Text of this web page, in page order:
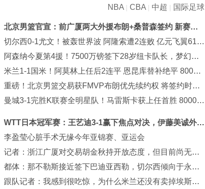
NBA | CBA | 中超 | 国际足球
北京男篮官宣：前广厦两大外援布朗+桑普森签约 新赛季
剑指冲冠
切尔西0-1尤文！被轰世界波 阿隆索遭2连败 亿元飞翼614
天后复出
阿森纳今夏第4援！7500万镑签下28岁纽卡队长，梦幻中
场豪阵出炉
米兰1-1国米！阿莫林上任后2连平 恩昆库替补绝平 8000
万新援首秀
重磅！北京男篮交易获FMVP布朗优先续约权 将签约时隔5
年回归
曼城3-1完胜K联赛全明星队！马雷斯卡获上任首胜 8000万
WTT日本冠军赛：王艺迪3-1赢下焦点对决，伊藤美诚外卡
参赛一轮游
李盈莹心脏手术无缘今年亚锦赛、亚运会
记者：浙江广厦对交易胡金秋持开放态度，但目前尚无定
论
都体：那不勒斯接近签下巴迪亚西勒，切尔西倾向于永久
出售
跟队记者：我感到很吃惊，为什么米兰还没有卖掉埃斯图